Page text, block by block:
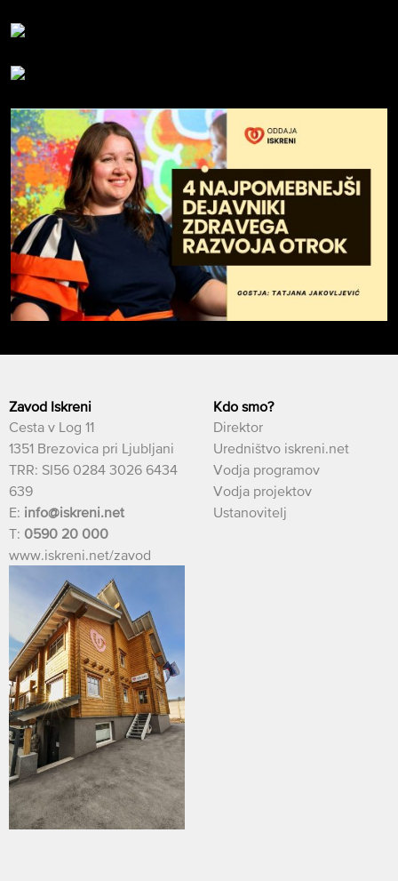
Zavod Iskreni
Cesta v Log 11
1351 Brezovica pri Ljubljani
TRR: SI56 0284 3026 6434
639
E: info@iskreni.net
T: 0590 20 000
www.iskreni.net/zavod
Kdo smo?
Direktor
Uredništvo iskreni.net
Vodja programov
Vodja projektov
Ustanovitelj